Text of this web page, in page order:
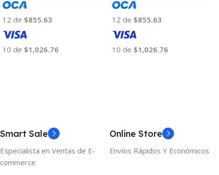
12 de $855.63
10 de $1,026.76
12 de $855.63
10 de $1,026.76
Smart Sale
Especialista en Ventas de E-
commerce
Online Store
Envíos Rápidos Y Económicos